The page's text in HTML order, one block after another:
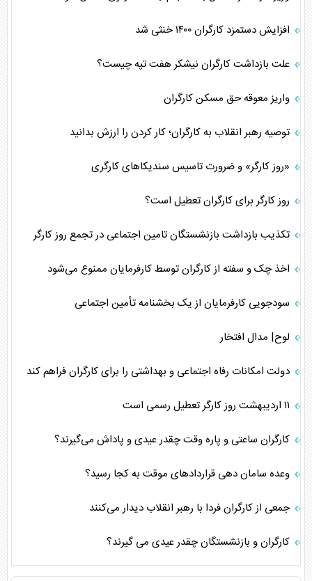
افزایش دستمزد کارگران ۱۴۰۰ خنثی شد
علت بازداشت کارگران نیشکر هفت تپه چیست؟
واریز معوقه حق مسکن کارگران
توصیه رهبر انقلاب به کارگران؛ کار کردن را ارزش بدانید
«روز کارگر» و ضرورت تاسیس سندیکاهای کارگری
روز کارگر برای کارگران تعطیل است؟
تکذیب بازداشت بازنشستگان تامین اجتماعی در تجمع روز کارگر
اخذ چک و سفته از کارگران توسط کارفرمایان ممنوع می‌شود
سودجویی کارفرمایان از یک بخشنامه تأمین اجتماعی
لوح| مدال افتخار
دولت امکانات رفاه اجتماعی و بهداشتی را برای کارگران فراهم کند
کارگران ساعتی و پاره وقت چقدر عیدی و پاداش می‌گیرند؟
وعده سامان دهی قراردادهای موقت به کجا رسید؟
جمعی از کارگران فردا با رهبر انقلاب دیدار می‌کنند
کارگران و بازنشستگان چقدر عیدی می گیرند؟